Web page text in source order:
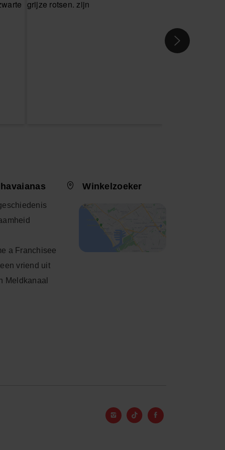
a Franchisee
vriend uit
Meldkanaal
Winkelzoeker